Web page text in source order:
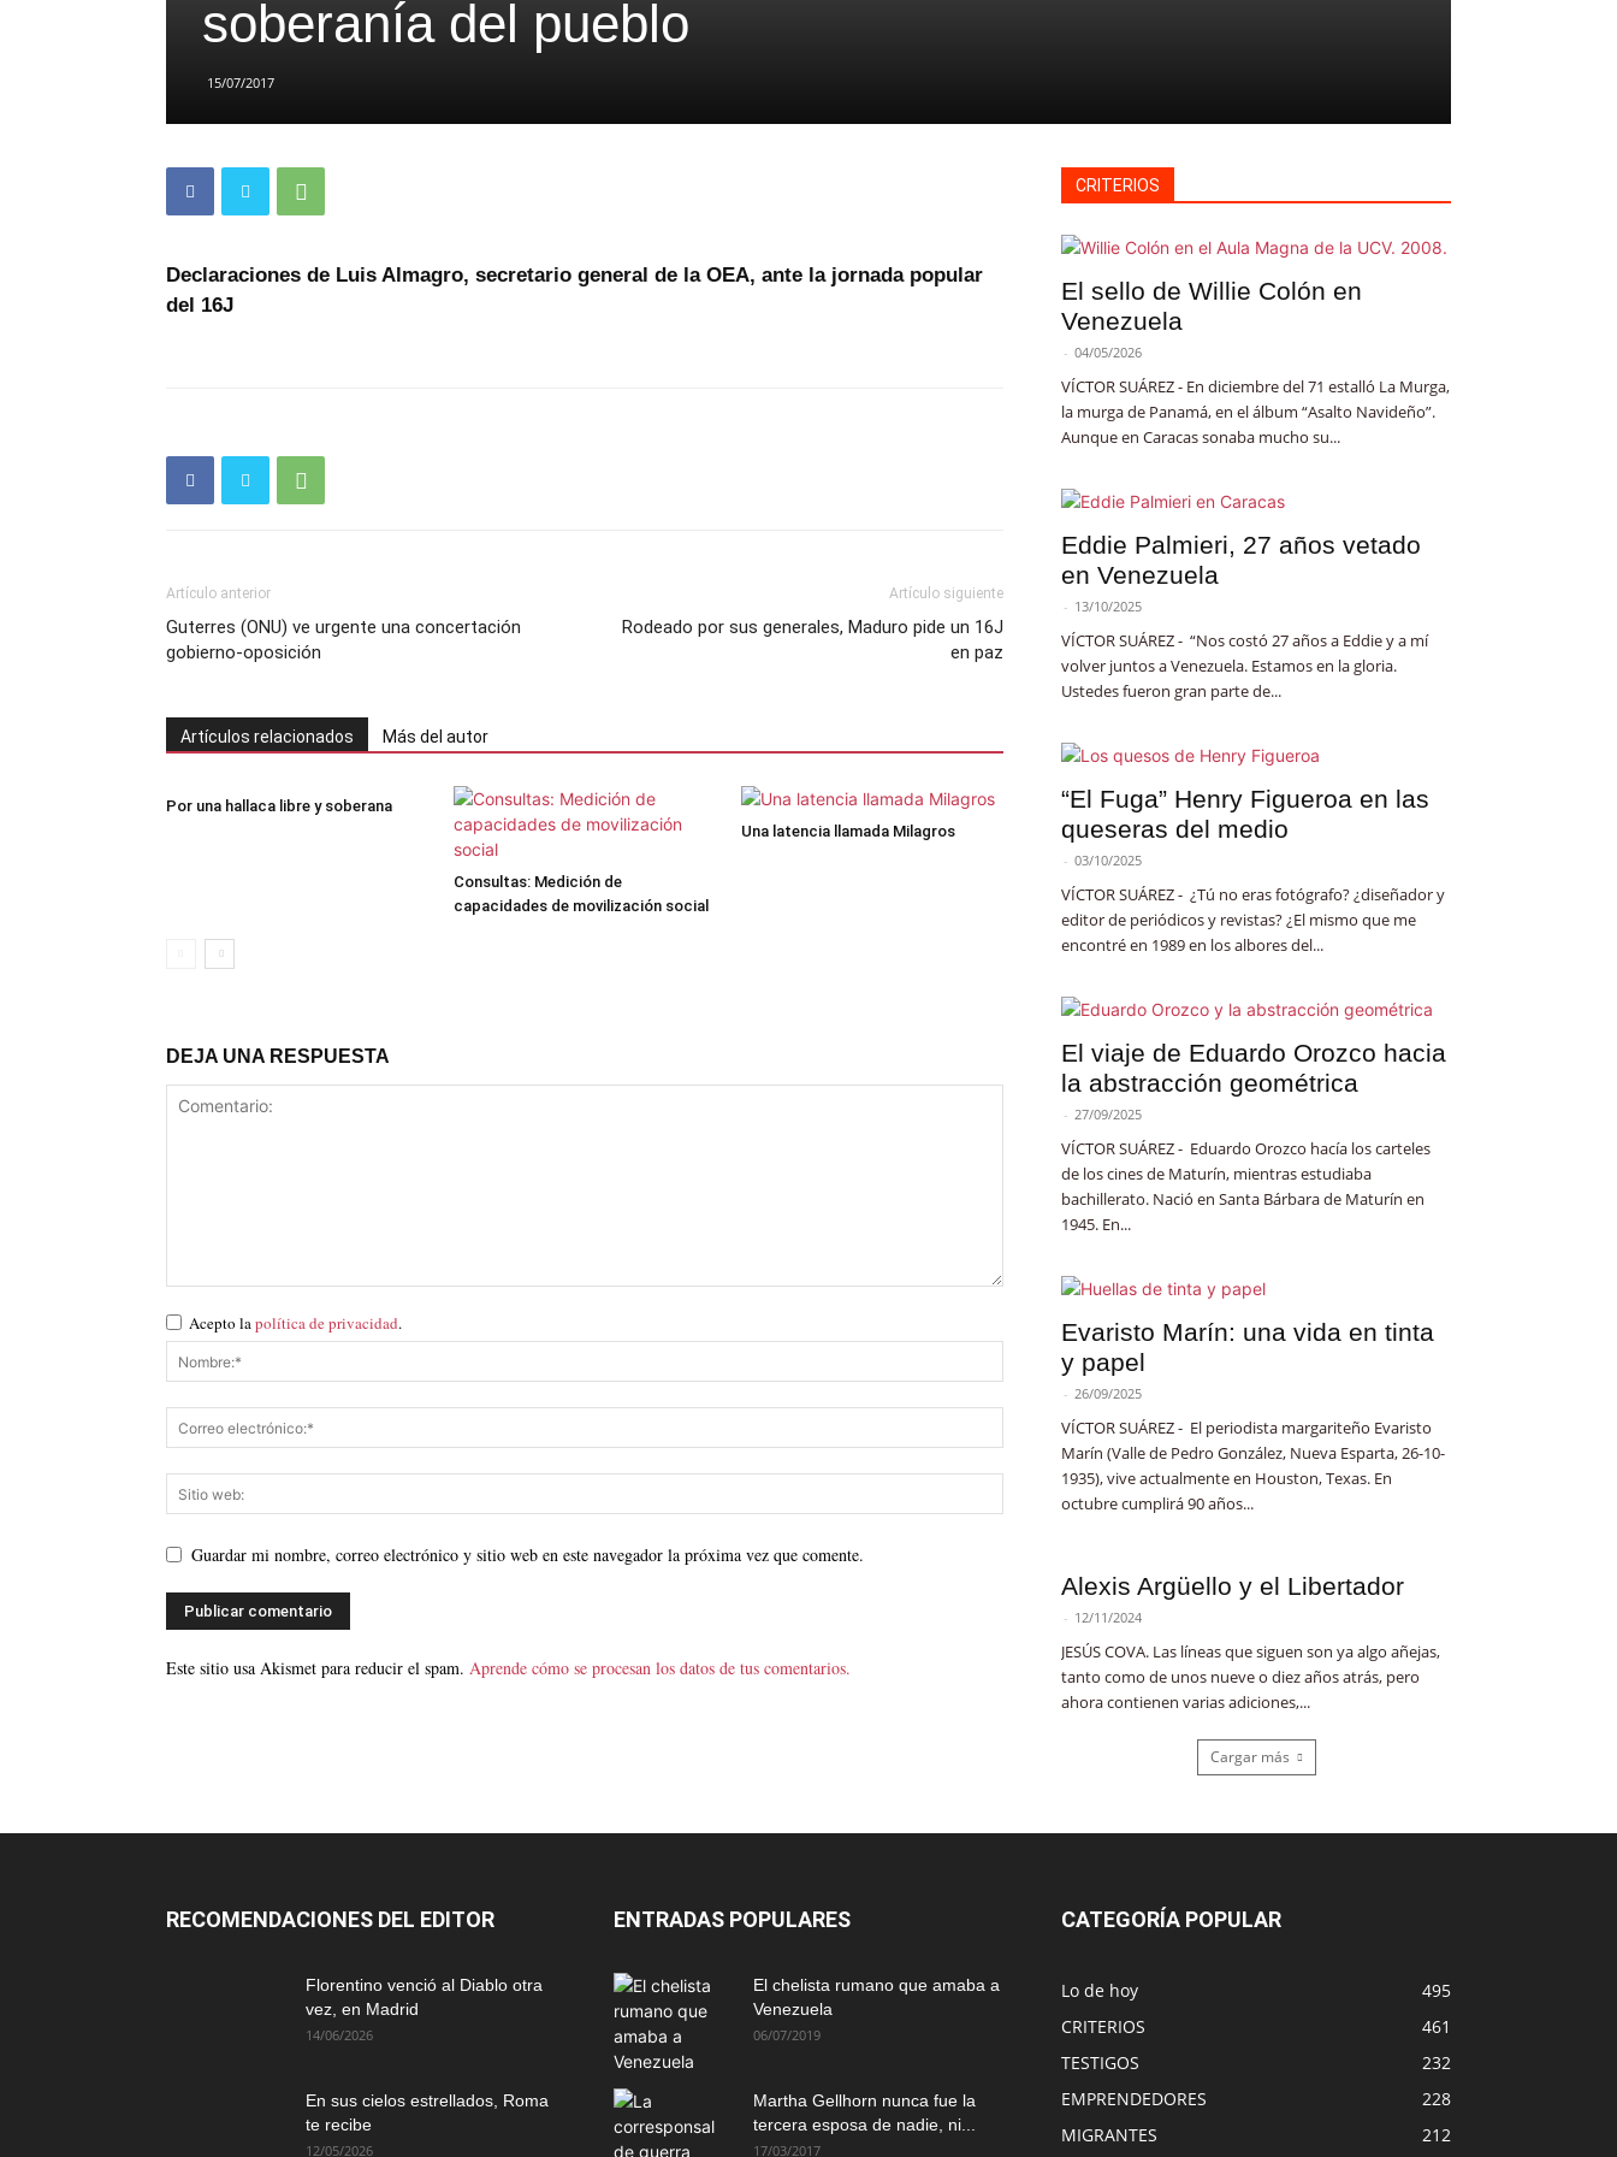
soberanía del pueblo
15/07/2017
Declaraciones de Luis Almagro, secretario general de la OEA, ante la jornada popular
del 16J
Artículo anterior
Guterres (ONU) ve urgente una concertación
gobierno-oposición
Artículo siguiente
Rodeado por sus generales, Maduro pide un 16J
en paz
Artículos relacionados Más del autor
Por una hallaca libre y soberana
Consultas: Medición de
capacidades de movilización social
Una latencia llamada Milagros
DEJA UNA RESPUESTA
Acepto lapolítica de privacidad.
Guardar mi nombre, correo electrónico y sitio web en este navegador la próxima vez que comente.
Este sitio usa Akismet para reducir el spam. Aprende cómo se procesan los datos de tus comentarios.
CRITERIOS
El sello de Willie Colón en
Venezuela
- 04/05/2026
VÍCTOR SUÁREZ - En diciembre del 71 estalló La Murga,
la murga de Panamá, en el álbum “Asalto Navideño”.
Aunque en Caracas sonaba mucho su...
Eddie Palmieri, 27 años vetado
en Venezuela
- 13/10/2025
VÍCTOR SUÁREZ - “Nos costó 27 años a Eddie y a mí
volver juntos a Venezuela. Estamos en la gloria.
Ustedes fueron gran parte de...
“El Fuga” Henry Figueroa en las
queseras del medio
- 03/10/2025
VÍCTOR SUÁREZ - ¿Tú no eras fotógrafo? ¿diseñador y
editor de periódicos y revistas? ¿El mismo que me
encontré en 1989 en los albores del...
El viaje de Eduardo Orozco hacia
la abstracción geométrica
- 27/09/2025
VÍCTOR SUÁREZ - Eduardo Orozco hacía los carteles
de los cines de Maturín, mientras estudiaba
bachillerato. Nació en Santa Bárbara de Maturín en
1945. En...
Evaristo Marín: una vida en tinta
y papel
- 26/09/2025
VÍCTOR SUÁREZ - El periodista margariteño Evaristo
Marín (Valle de Pedro González, Nueva Esparta, 26-10-
1935), vive actualmente en Houston, Texas. En
octubre cumplirá 90 años...
Alexis Argüello y el Libertador
- 12/11/2024
JESÚS COVA. Las líneas que siguen son ya algo añejas,
tanto como de unos nueve o diez años atrás, pero
ahora contienen varias adiciones,...
Cargar más
RECOMENDACIONES DEL EDITOR
Florentino venció al Diablo otra
vez, en Madrid
14/06/2026
En sus cielos estrellados, Roma
te recibe
12/05/2026
ENTRADAS POPULARES
El chelista rumano que amaba a
Venezuela
06/07/2019
Martha Gellhorn nunca fue la
tercera esposa de nadie, ni...
17/03/2017
CATEGORÍA POPULAR
Lo de hoy
495
CRITERIOS
461
TESTIGOS
232
EMPRENDEDORES
228
MIGRANTES
212